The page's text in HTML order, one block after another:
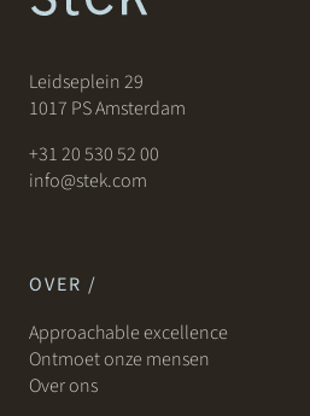
Leidseplein 29
1017 PS Amsterdam
+31 20 530 52 00
info@stek.com
OVER /
Approachable excellence
Ontmoet onze mensen
Over ons